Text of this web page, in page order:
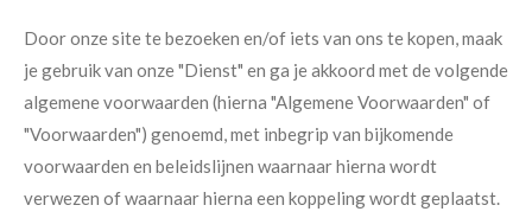
Door onze site te bezoeken en/of iets van ons te kopen, maak
je gebruik van onze "Dienst" en ga je akkoord met de volgende
algemene voorwaarden (hierna "Algemene Voorwaarden" of
"Voorwaarden") genoemd, met inbegrip van bijkomende
voorwaarden en beleidslijnen waarnaar hierna wordt
verwezen of waarnaar hierna een koppeling wordt geplaatst.